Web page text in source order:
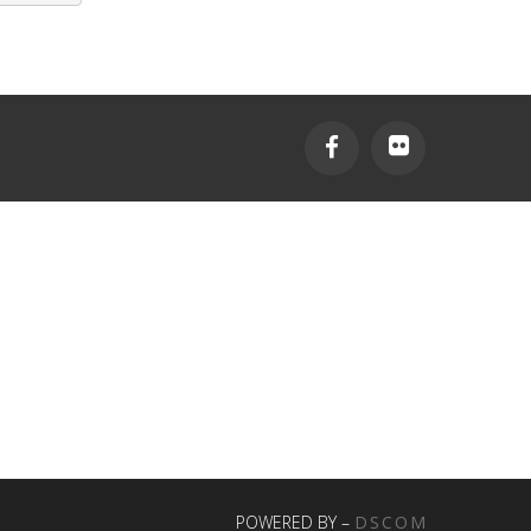
POWERED BY – DSCOM